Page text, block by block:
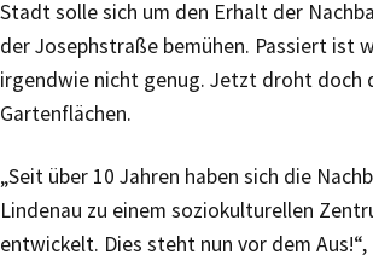
Stadt solle sich um den Erhalt der
der Josephstraße bemühen. Passiert ist
irgendwie nicht genug. Jetzt droht doch
Gartenflächen.
„Seit über 10 Jahren haben sich die
Lindenau zu einem soziokulturellen
entwickelt. Dies steht nun vor dem